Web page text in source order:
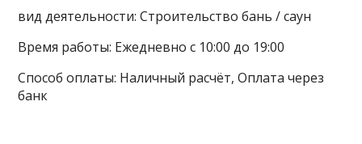
вид деятельности: Строительство бань / саун
Время работы: Ежедневно с 10:00 до 19:00
Способ оплаты: Наличный расчёт, Оплата через
банк